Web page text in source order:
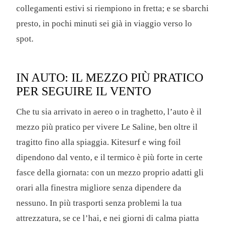
collegamenti estivi si riempiono in fretta; e se sbarchi
presto, in pochi minuti sei già in viaggio verso lo
spot.
IN AUTO: IL MEZZO PIÙ PRATICO
PER SEGUIRE IL VENTO
Che tu sia arrivato in aereo o in traghetto, l’auto è il
mezzo più pratico per vivere Le Saline, ben oltre il
tragitto fino alla spiaggia. Kitesurf e wing foil
dipendono dal vento, e il termico è più forte in certe
fasce della giornata: con un mezzo proprio adatti gli
orari alla finestra migliore senza dipendere da
nessuno. In più trasporti senza problemi la tua
attrezzatura, se ce l’hai, e nei giorni di calma piatta